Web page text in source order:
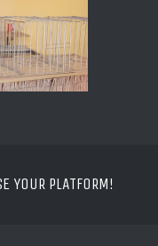
YOUR PLATFORM!